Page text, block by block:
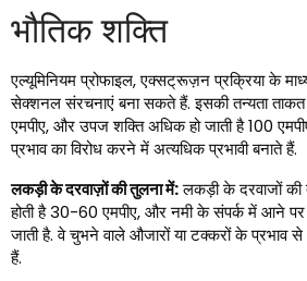
भौतिक शक्ति
एल्यूमिनियम प्रोफाइल, एक्सट्रूज़न प्रक्रिया के
सेक्शनल संरचनाएं बना सकते हैं. इसकी तन्यता
एमपीए, और उपज शक्ति अधिक हो जाती है 100
प्रभाव का विरोध करने में अत्यधिक प्रभावी बनाते हैं.
लकड़ी के दरवाज़ों की तुलना में:लकड़ी के दरवाजों
होती है 30-60 एमपीए, और नमी के संपर्क में आने
जाती है. वे चुभने वाले औजारों या टक्करों के प्रभाव
हैं.